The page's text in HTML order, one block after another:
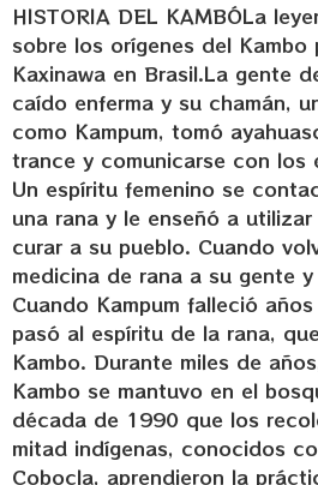
HISTORIA DEL KAMBÓLa
sobre los orígenes del Kambo
Kaxinawa en Brasil.La gente
caído enferma y su chamán,
como Kampum, tomó
trance y comunicarse con los
Un espíritu femenino se
una rana y le enseñó a
curar a su pueblo. Cuando
medicina de rana a su gente
Cuando Kampum falleció
pasó al espíritu de la rana,
Kambo. Durante miles de
Kambo se mantuvo en el
década de 1990 que los
mitad indígenas, conocidos
Cobocla, aprendieron la